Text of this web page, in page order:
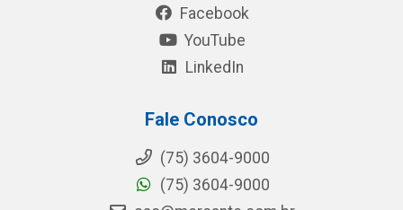
Facebook
YouTube
LinkedIn
Fale Conosco
(75) 3604-9000
(75) 3604-9000